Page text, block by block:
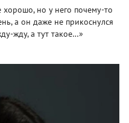
но у него почему-то
а он даже не прикоснулся
жду, а тут такое…»